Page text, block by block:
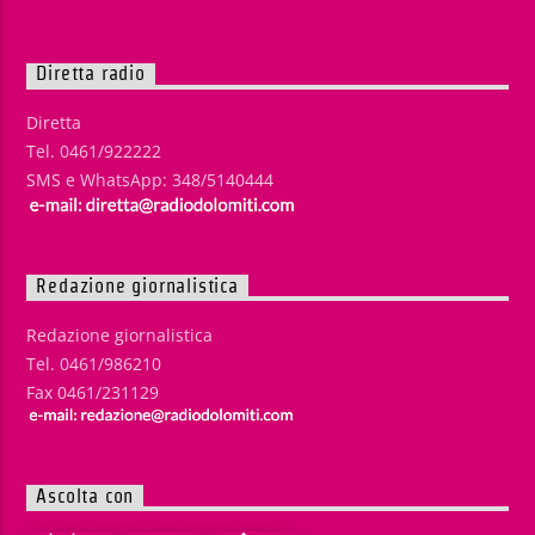
Diretta radio
Diretta
Tel. 0461/922222
SMS e WhatsApp: 348/5140444
Redazione giornalistica
Redazione giornalistica
Tel. 0461/986210
Fax 0461/231129
Ascolta con